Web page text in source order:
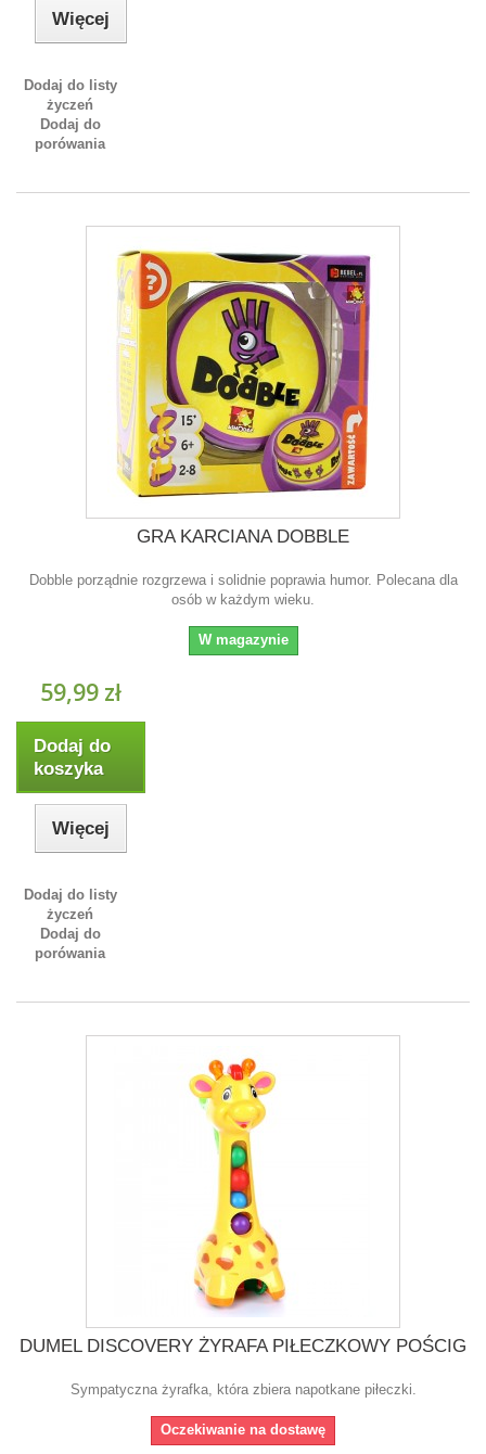
Więcej
Dodaj do listy
życzeń
Dodaj do
porówania
GRA KARCIANA DOBBLE
Dobble porządnie rozgrzewa i solidnie poprawia humor. Polecana dla
osób w każdym wieku.
W magazynie
59,99 zł
Dodaj do
koszyka
Więcej
Dodaj do listy
życzeń
Dodaj do
porówania
DUMEL DISCOVERY ŻYRAFA PIŁECZKOWY POŚCIG
Sympatyczna żyrafka, która zbiera napotkane piłeczki.
Oczekiwanie na dostawę